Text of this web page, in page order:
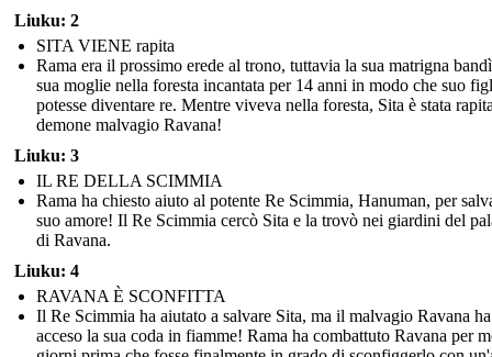
Liuku: 2
SITA VIENE rapita
Rama era il prossimo erede al trono, tuttavia la sua matrigna
sua moglie nella foresta incantata per 14 anni in modo che suo
potesse diventare re. Mentre viveva nella foresta, Sita è stata
demone malvagio Ravana!
Liuku: 3
IL RE DELLA SCIMMIA
Rama ha chiesto aiuto al potente Re Scimmia, Hanuman, per
suo amore! Il Re Scimmia cercò Sita e la trovò nei giardini del
di Ravana.
Liuku: 4
RAVANA È SCONFITTA
Il Re Scimmia ha aiutato a salvare Sita, ma il malvagio Ravana ha
acceso la sua coda in fiamme! Rama ha combattuto Ravana per